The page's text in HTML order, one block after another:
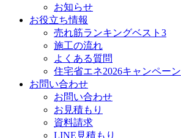
お知らせ
お役立ち情報
売れ筋ランキングベスト3
施工の流れ
よくある質問
住宅省エネ2026キャンペーン
お問い合わせ
お問い合わせ
お見積もり
資料請求
LINE見積もり